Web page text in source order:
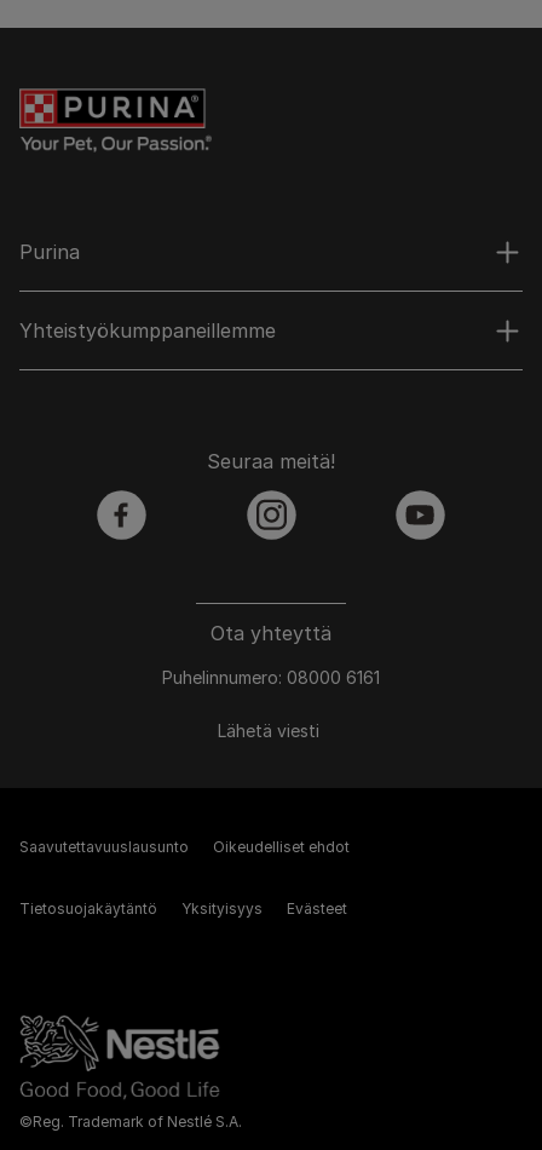
Purina
Yhteistyökumppaneillemme
Ota yhteyttä
Puhelinnumero: 08000 6161
Lähetä viesti
Seuraa meitä!
facebook instagram youtube
©Reg. Trademark of Nestlé S.A.
Saavutettavuuslausunto Oikeudelliset ehdot
Tietosuojakäytäntö Yksityisyys Evästeet